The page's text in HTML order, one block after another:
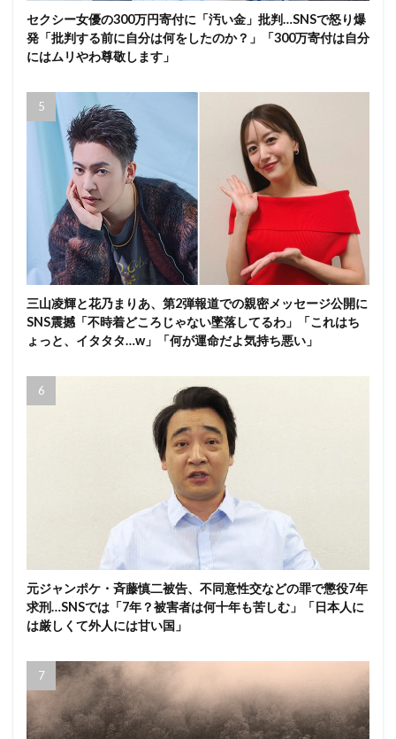
セクシー女優の300万円寄付に「汚い金」批判…SNSで怒り爆
発「批判する前に自分は何をしたのか？」「300万寄付は自分
にはムリやわ尊敬します」
三山凌輝と花乃まりあ、第2弾報道での親密メッセージ公開に
SNS震撼「不時着どころじゃない墜落してるわ」「これはち
ょっと、イタタタ…w」「何が運命だよ気持ち悪い」
元ジャンポケ・斉藤慎二被告、不同意性交などの罪で懲役7年
求刑…SNSでは「7年？被害者は何十年も苦しむ」「日本人に
は厳しくて外人には甘い国」